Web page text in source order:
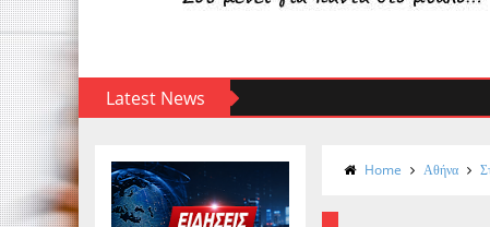
Latest News
Home Αθήνα